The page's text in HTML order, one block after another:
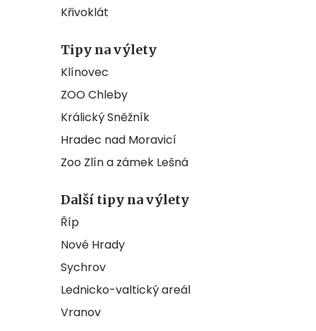
Křivoklát
Tipy na výlety
Klínovec
ZOO Chleby
Králický Sněžník
Hradec nad Moravicí
Zoo Zlín a zámek Lešná
Další tipy na výlety
Říp
Nové Hrady
Sychrov
Lednicko-valtický areál
Vranov